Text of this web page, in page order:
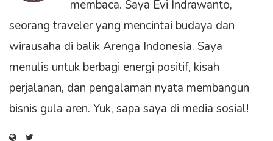
membaca. Saya Evi Indrawanto,
seorang traveler yang mencintai budaya dan
wirausaha di balik Arenga Indonesia. Saya
menulis untuk berbagi energi positif, kisah
perjalanan, dan pengalaman nyata membangun
bisnis gula aren. Yuk, sapa saya di media sosial!